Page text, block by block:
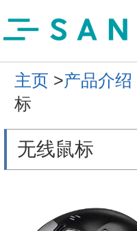
主页 >产品介绍
标
无线鼠标